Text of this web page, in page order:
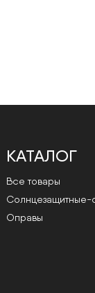
КАТАЛОГ
Все товары
Cолнцезащитные-
Оправы